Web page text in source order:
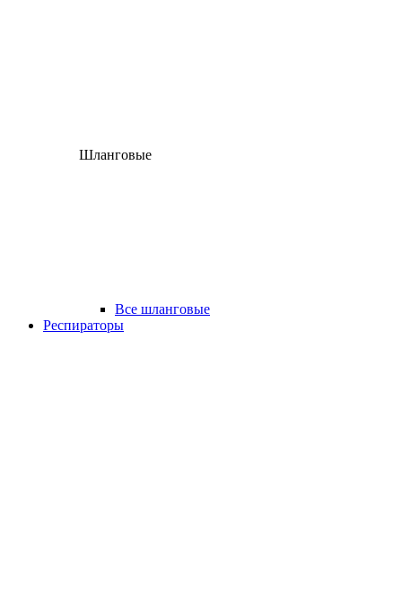
Шланговые
Все шланговые
Респираторы